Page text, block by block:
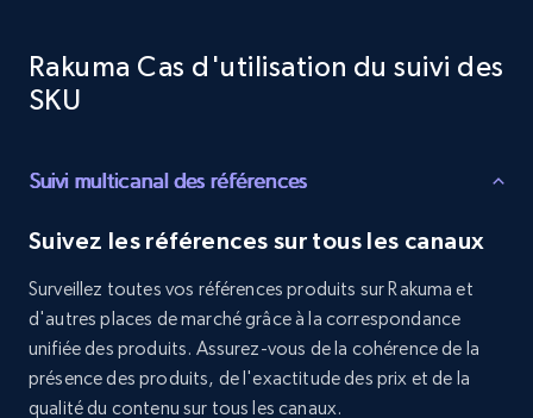
UPC
Rating, Reviews count, Initial price, Discount,
1.3K+ 176+ Commencer
Rakuma Cas d'utilisation du suivi des
SKU
Suivi multicanal des références
Suivez les références sur tous les canaux
Surveillez toutes vos références produits sur Rakuma et
d'autres places de marché grâce à la correspondance
unifiée des produits. Assurez-vous de la cohérence de la
présence des produits, de l'exactitude des prix et de la
qualité du contenu sur tous les canaux.